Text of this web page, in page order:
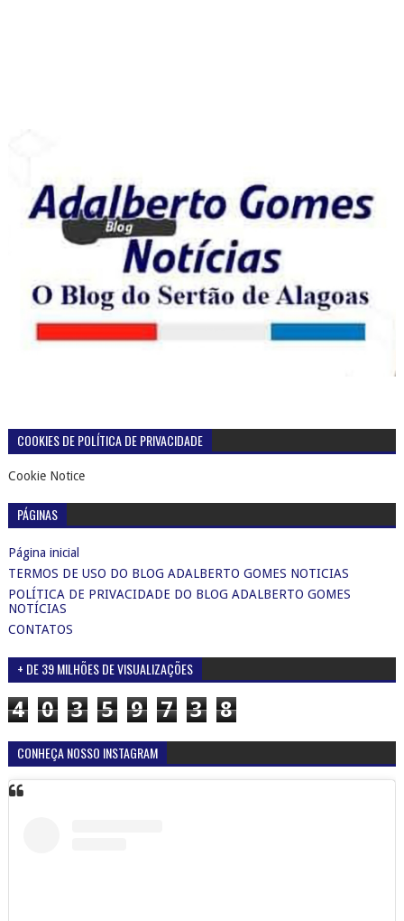
COOKIES DE POLÍTICA DE PRIVACIDADE
Cookie Notice
PÁGINAS
Página inicial
TERMOS DE USO DO BLOG ADALBERTO GOMES NOTICIAS
POLÍTICA DE PRIVACIDADE DO BLOG ADALBERTO GOMES
NOTÍCIAS
CONTATOS
+ DE 39 MILHÕES DE VISUALIZAÇÕES
4 0 3 5 9 7 3 8
CONHEÇA NOSSO INSTAGRAM